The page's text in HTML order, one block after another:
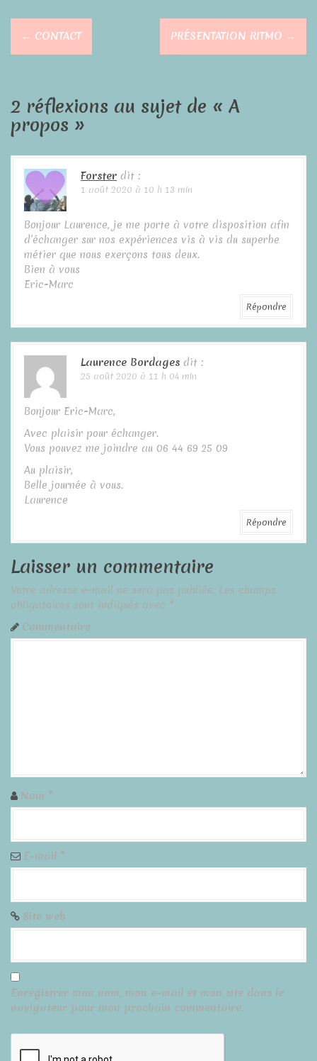
N
v
i
g
a
o
n
d
e
a
c
l
e
← CONTACT PRÉSENTATION RITMO →
2 réflexions au sujet de « A
propos »
Forster dit :
1 août 2020 à 10 h 13 min
Bonjour Laurence, je me porte à votre disposition afin
d’échanger sur nos expériences vis à vis du superbe
métier que nous exerçons tous deux.
Bien à vous
Eric-Marc
Répondre
Laurence Bordages dit :
25 août 2020 à 11 h 04 min
Bonjour Eric-Marc,
Avec plaisir pour échanger.
Vous pouvez me joindre au 06 44 69 25 09
Au plaisir,
Belle journée à vous.
Laurence
Répondre
Laisser un commentaire
Votre adresse e-mail ne sera pas publiée. Les champs
obligatoires sont indiqués avec *
Commentaire
Nom *
E-mail *
Site web
Enregistrer mon nom, mon e-mail et mon site dans le
navigateur pour mon prochain commentaire.